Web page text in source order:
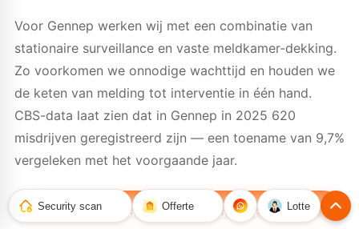
Voor Gennep werken wij met een combinatie van
stationaire surveillance en vaste meldkamer-dekking.
Zo voorkomen we onnodige wachttijd en houden we
de keten van melding tot interventie in één hand.
CBS-data laat zien dat in Gennep in 2025 620
misdrijven geregistreerd zijn — een toename van 9,7%
vergeleken met het voorgaande jaar.
Alarmopvolging particulier
Security scan Offerte Lotte